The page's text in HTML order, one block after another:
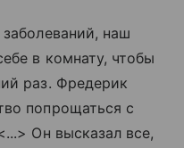
наш
в комнату, чтобы
раз. Фредерик
попрощаться с
Он высказал все,